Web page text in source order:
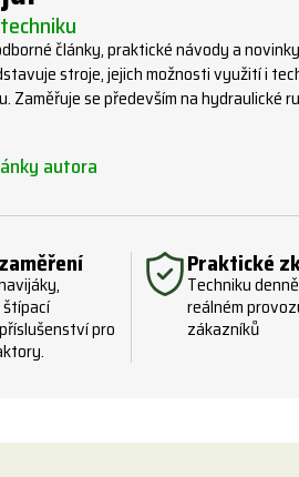
články, praktické návody a
stroje, jejich možnosti využití i
Zaměřuje se především na
autora
pro
Praktické
Techniku
reálném
zákazníků